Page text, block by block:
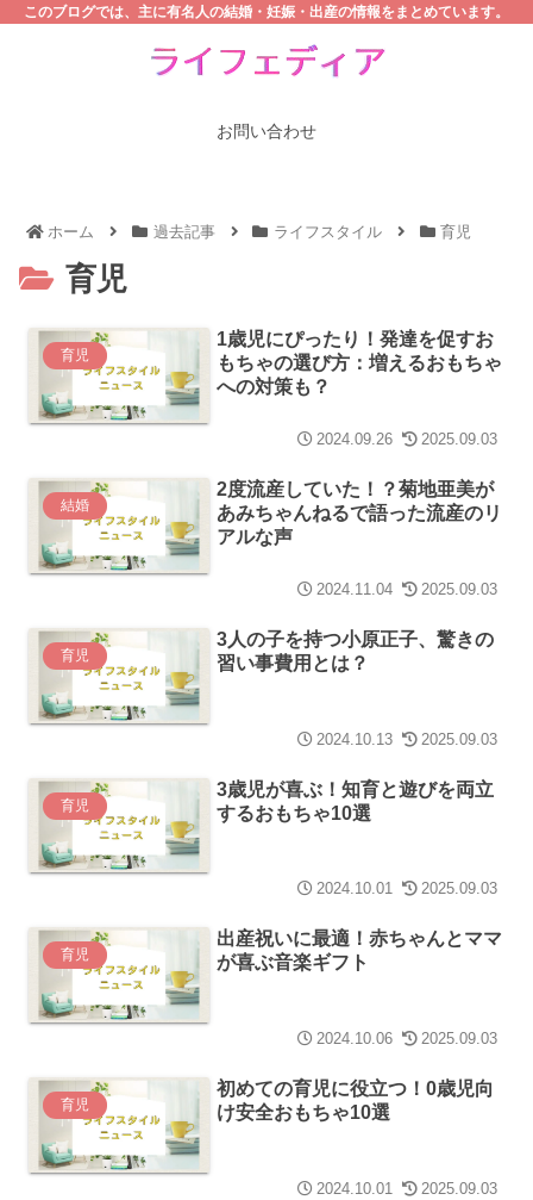
このブログでは、主に有名人の結婚・妊娠・出産の情報をまとめています。
お問い合わせ
ホーム 過去記事 ライフスタイル 育児
育児
育児
1歳児にぴったり！発達を促すお
もちゃの選び方：増えるおもちゃ
への対策も？
2024.09.26 2025.09.03
結婚
2度流産していた！？菊地亜美が
あみちゃんねるで語った流産のリ
アルな声
2024.11.04 2025.09.03
育児
3人の子を持つ小原正子、驚きの
習い事費用とは？
2024.10.13 2025.09.03
育児
3歳児が喜ぶ！知育と遊びを両立
するおもちゃ10選
2024.10.01 2025.09.03
育児
出産祝いに最適！赤ちゃんとママ
が喜ぶ音楽ギフト
2024.10.06 2025.09.03
育児
初めての育児に役立つ！0歳児向
け安全おもちゃ10選
2024.10.01 2025.09.03